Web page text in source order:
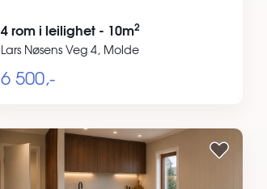
4 rom i leilighet - 10m2
Lars Nøsens Veg 4, Molde
6 500,-